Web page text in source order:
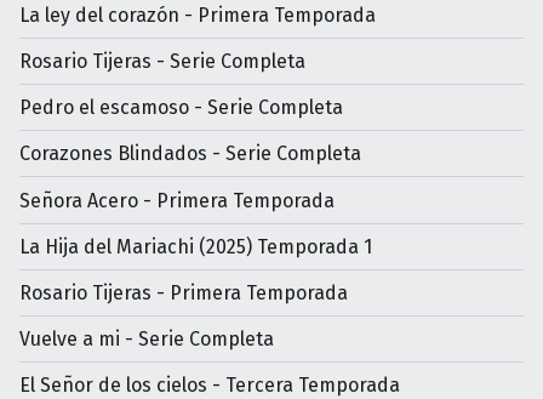
La ley del corazón - Primera Temporada
Rosario Tijeras - Serie Completa
Pedro el escamoso - Serie Completa
Corazones Blindados - Serie Completa
Señora Acero - Primera Temporada
La Hija del Mariachi (2025) Temporada 1
Rosario Tijeras - Primera Temporada
Vuelve a mi - Serie Completa
El Señor de los cielos - Tercera Temporada